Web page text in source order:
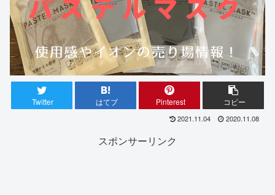
Twitter はてブ Pinterest コピー
2021.11.04 2020.11.08
スポンサーリンク